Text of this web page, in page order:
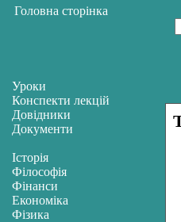
Уроки
Конспекти лекцій
Довідники
Документи
Історія
Філософія
Фінанси
Економіка
Фізика
Головна сторінка